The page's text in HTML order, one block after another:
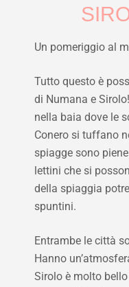
Un pomeriggio al
Tutto questo è
di Numana e
nella baia dove le
Conero si tuffano
spiagge sono
lettini che si
della spiaggia
spuntini.
Entrambe le città
Hanno
Sirolo è molto